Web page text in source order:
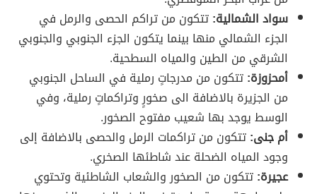
سواد الشمالية:تتكون من تراكم الحصى والرمل في
الجزء الشمالي منها بينما يتكون الجزء الجنوبي والجنوبي
الشرقي من الطين والمياه السطحية.
أمحزوزة:تتكون من مدرجاتٍ رملية في الساحل الجنوبي
من الجزيرة بالاضافة الى صخورٍ وتراكماتٍ رملية، وفي
الوسط يوجد بها شعيب مفتوح الصخور.
أم جنى:تتكون من تراكمات الرمل والحصى بالاضافة إلى
وجود المياه الضحلة عند شاطئها الصخري.
عجيرة:تتكون من الصخور والشعاب الشاطئية وتحتوي